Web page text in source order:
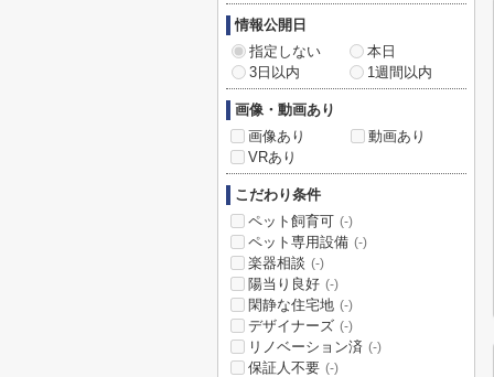
情報公開日
指定しない
本日
3日以内
1週間以内
画像・動画あり
画像あり
動画あり
VRあり
こだわり条件
ペット飼育可 (-)
ペット専用設備 (-)
楽器相談 (-)
陽当り良好 (-)
閑静な住宅地 (-)
デザイナーズ (-)
リノベーション済 (-)
保証人不要 (-)